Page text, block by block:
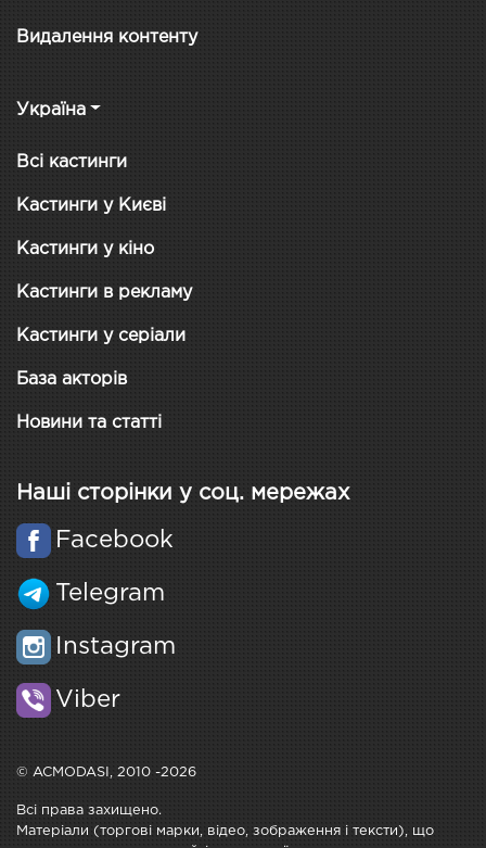
Видалення контенту
Україна
Всі кастинги
Кастинги у Києві
Кастинги у кіно
Кастинги в рекламу
Кастинги у серіали
База акторів
Новини та статті
Наші сторінки у соц. мережах
Facebook
Telegram
Instagram
Viber
© ACMODASI, 2010 -2026
Всі права захищено.
Матеріали (торгові марки, відео, зображення і тексти), що